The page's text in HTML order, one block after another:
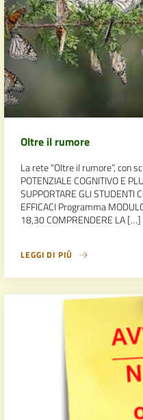
Oltre il rumore
La rete “Oltre il rumore”, con
POTENZIALE COGNITIVO E
SUPPORTARE GLI STUDENTI
EFFICACI Programma
18,30 COMPRENDERE LA […]
LEGGI DI PIÙ